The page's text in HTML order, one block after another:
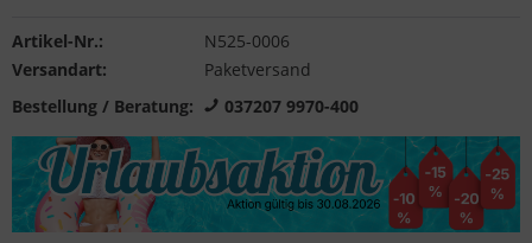
Artikel-Nr.:
N525-0006
Versandart:
Paketversand
Bestellung / Beratung:
037207 9970-400